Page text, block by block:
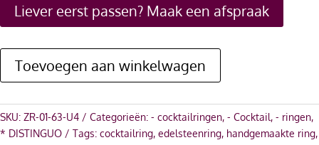
Liever eerst passen? Maak een afspraak
Toevoegen aan winkelwagen
SKU: ZR-01-63-U4 Categorieën: - cocktailringen, - Cocktail, - ringen,
* DISTINGUO
Tags: cocktailring, edelsteenring, handgemaakte ring,